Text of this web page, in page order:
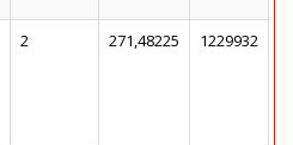
2 271,48225 1229932